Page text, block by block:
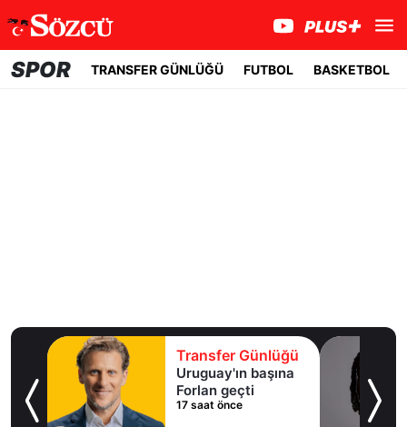
SPOR TRANSFER GÜNLÜĞÜ FUTBOL BASKETBOL
Transfer Günlüğü
Uruguay'ın başına
Forlan geçti
17 saat önce